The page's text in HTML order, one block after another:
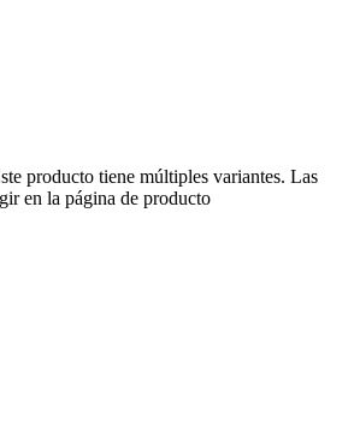
producto tiene múltiples variantes. Las
en la página de producto